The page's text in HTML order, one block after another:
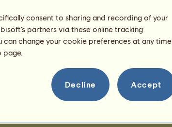
consent to sharing and recording of your
partners via these online tracking
can change your cookie preferences at any time
page.
Decline Accept